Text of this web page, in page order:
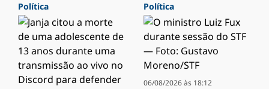
Política Política
06/08/2026 às 18:12